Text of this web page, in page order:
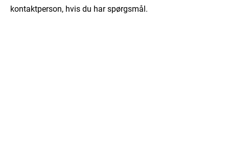
kontaktperson, hvis du har spørgsmål.